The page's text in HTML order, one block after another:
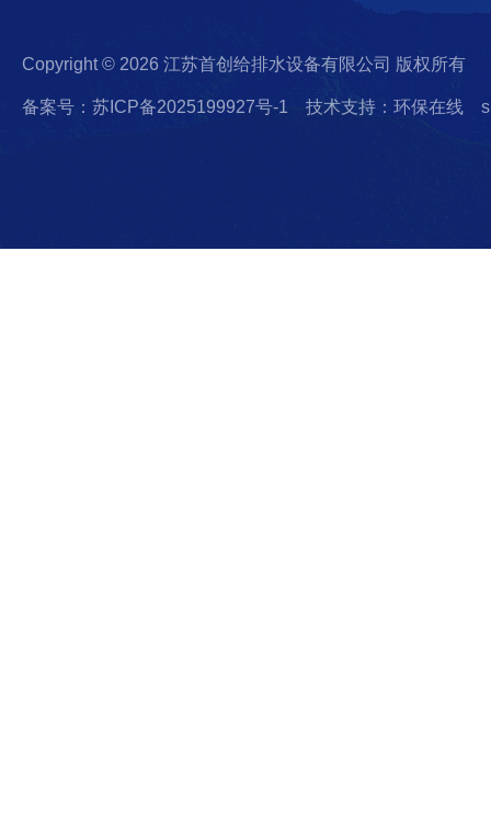
Copyright © 2026 江苏首创给排水设备有限公司 版权所有
备案号：苏ICP备2025199927号-1 技术支持：环保在线